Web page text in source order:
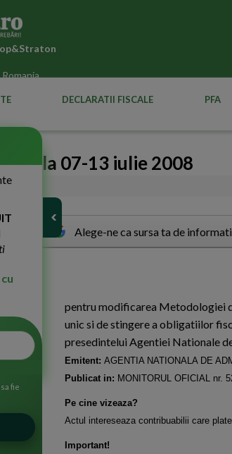
DECLARATII FISCALE PFA
07-13 iulie 2008
Alege-ne ca sursa ta de
pentru modificarea Metodologiei
unic si de stingere a obligatiilor
presedintelui Agentiei Nationale
Emitent: AGENTIA NATIONALA DE
Publicat in: MONITORUL OFICIAL nr.
Pe cine vizeaza?
Actul intereseaza contribuabilii care
Important!
fie